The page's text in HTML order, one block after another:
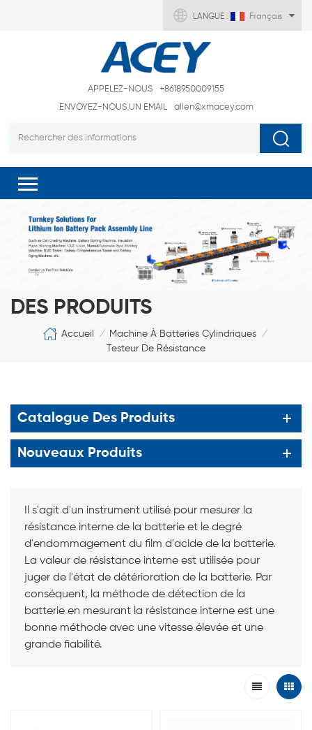
LANGUE : Français
APPELEZ-NOUS
+8618950009155
ENVOYEZ-NOUS UN EMAIL
allen@xmacey.com
DES PRODUITS
Accueil / Machine À Batteries Cylindriques /
Testeur De Résistance
Catalogue Des Produits
Nouveaux Produits
Il s'agit d'un instrument utilisé pour mesurer la
résistance interne de la batterie et le degré
d'endommagement du film d'acide de la batterie.
La valeur de résistance interne est utilisée pour
juger de l'état de détérioration de la batterie. Par
conséquent, la méthode de détection de la
batterie en mesurant la résistance interne est une
bonne méthode avec une vitesse élevée et une
grande fiabilité.